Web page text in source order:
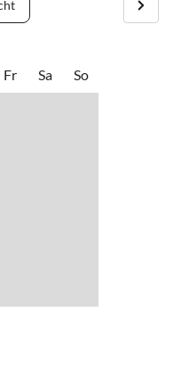
Fr Sa So